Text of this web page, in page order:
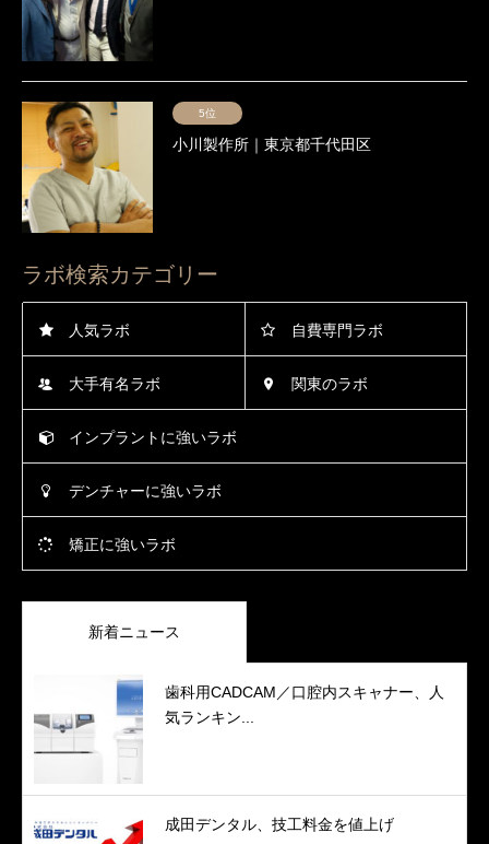
5位
小川製作所｜東京都千代田区
ラボ検索カテゴリー
人気ラボ 自費専門ラボ
大手有名ラボ 関東のラボ
インプラントに強いラボ
デンチャーに強いラボ
矯正に強いラボ
新着ニュース
歯科用CADCAM／口腔内スキャナー、人
気ランキン...
成田デンタル、技工料金を値上げ